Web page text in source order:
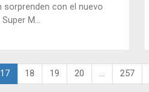
sorprenden con el nuevo
M...
17 18 19 20 ... 257